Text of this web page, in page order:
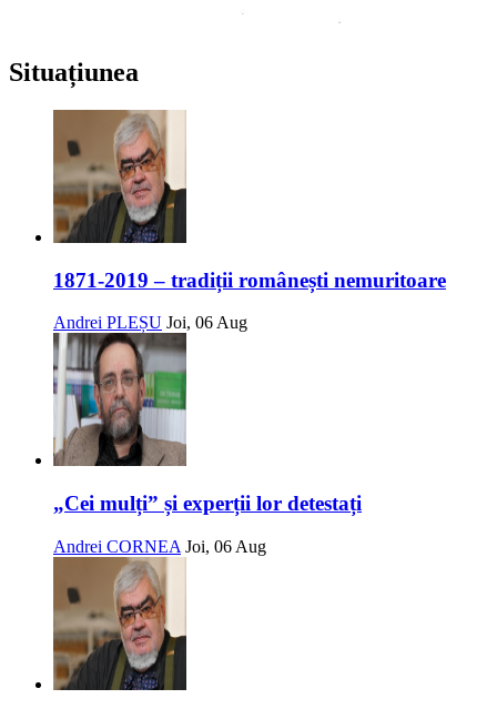
Situațiunea
1871-2019 – tradiții românești nemuritoare
Andrei PLEȘU Joi, 06 Aug
„Cei mulți” și experții lor detestați
Andrei CORNEA Joi, 06 Aug